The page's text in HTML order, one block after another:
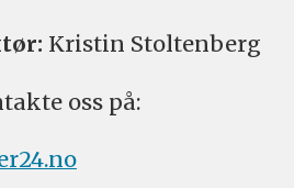
Kristin Stoltenberg
oss på: